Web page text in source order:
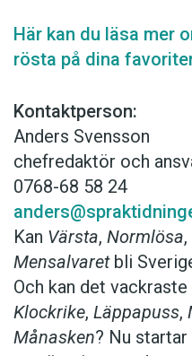
Här kan du läsa mer
rösta på dina
Kontaktperson:
Anders Svensson
chefredaktör och
0768-68 58 24
Kan Värsta, Normlösa,
Mensalvaretbli
Och kan det
Klockrike, Läppapuss,
Månasken? Nu